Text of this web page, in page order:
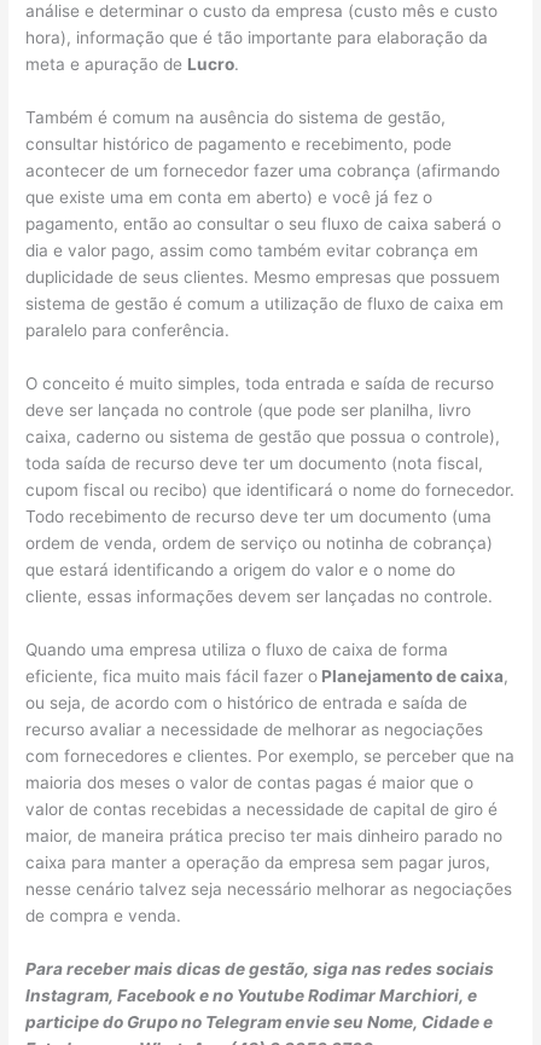
análise e determinar o custo da empresa (custo mês e custo
hora), informação que é tão importante para elaboração da
meta e apuração de Lucro.
Também é comum na ausência do sistema de gestão,
consultar histórico de pagamento e recebimento, pode
acontecer de um fornecedor fazer uma cobrança (afirmando
que existe uma em conta em aberto) e você já fez o
pagamento, então ao consultar o seu fluxo de caixa saberá o
dia e valor pago, assim como também evitar cobrança em
duplicidade de seus clientes. Mesmo empresas que possuem
sistema de gestão é comum a utilização de fluxo de caixa em
paralelo para conferência.
O conceito é muito simples, toda entrada e saída de recurso
deve ser lançada no controle (que pode ser planilha, livro
caixa, caderno ou sistema de gestão que possua o controle),
toda saída de recurso deve ter um documento (nota fiscal,
cupom fiscal ou recibo) que identificará o nome do fornecedor.
Todo recebimento de recurso deve ter um documento (uma
ordem de venda, ordem de serviço ou notinha de cobrança)
que estará identificando a origem do valor e o nome do
cliente, essas informações devem ser lançadas no controle.
Quando uma empresa utiliza o fluxo de caixa de forma
eficiente, fica muito mais fácil fazer o Planejamento de caixa,
ou seja, de acordo com o histórico de entrada e saída de
recurso avaliar a necessidade de melhorar as negociações
com fornecedores e clientes. Por exemplo, se perceber que na
maioria dos meses o valor de contas pagas é maior que o
valor de contas recebidas a necessidade de capital de giro é
maior, de maneira prática preciso ter mais dinheiro parado no
caixa para manter a operação da empresa sem pagar juros,
nesse cenário talvez seja necessário melhorar as negociações
de compra e venda.
Para receber mais dicas de gestão, siga nas redes sociais
Instagram, Facebook e no Youtube Rodimar Marchiori, e
participe do Grupo no Telegram envie seu Nome, Cidade e